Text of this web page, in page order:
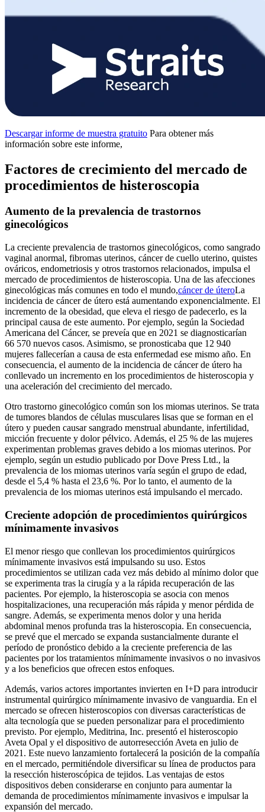
Descargar informe de muestra gratuito Para obtener más
información sobre este informe,
Factores de crecimiento del mercado de
procedimientos de histeroscopia
Aumento de la prevalencia de trastornos
ginecológicos
La creciente prevalencia de trastornos ginecológicos, como sangrado
vaginal anormal, fibromas uterinos, cáncer de cuello uterino, quistes
ováricos, endometriosis y otros trastornos relacionados, impulsa el
mercado de procedimientos de histeroscopia. Una de las afecciones
ginecológicas más comunes en todo el mundo,cáncer de úteroLa
incidencia de cáncer de útero está aumentando exponencialmente. El
incremento de la obesidad, que eleva el riesgo de padecerlo, es la
principal causa de este aumento. Por ejemplo, según la Sociedad
Americana del Cáncer, se preveía que en 2021 se diagnosticarían
66 570 nuevos casos. Asimismo, se pronosticaba que 12 940
mujeres fallecerían a causa de esta enfermedad ese mismo año. En
consecuencia, el aumento de la incidencia de cáncer de útero ha
conllevado un incremento en los procedimientos de histeroscopia y
una aceleración del crecimiento del mercado.
Otro trastorno ginecológico común son los miomas uterinos. Se trata
de tumores blandos de células musculares lisas que se forman en el
útero y pueden causar sangrado menstrual abundante, infertilidad,
micción frecuente y dolor pélvico. Además, el 25 % de las mujeres
experimentan problemas graves debido a los miomas uterinos. Por
ejemplo, según un estudio publicado por Dove Press Ltd., la
prevalencia de los miomas uterinos varía según el grupo de edad,
desde el 5,4 % hasta el 23,6 %. Por lo tanto, el aumento de la
prevalencia de los miomas uterinos está impulsando el mercado.
Creciente adopción de procedimientos quirúrgicos
mínimamente invasivos
El menor riesgo que conllevan los procedimientos quirúrgicos
mínimamente invasivos está impulsando su uso. Estos
procedimientos se utilizan cada vez más debido al mínimo dolor que
se experimenta tras la cirugía y a la rápida recuperación de las
pacientes. Por ejemplo, la histeroscopia se asocia con menos
hospitalizaciones, una recuperación más rápida y menor pérdida de
sangre. Además, se experimenta menos dolor y una herida
abdominal menos profunda tras la histeroscopia. En consecuencia,
se prevé que el mercado se expanda sustancialmente durante el
período de pronóstico debido a la creciente preferencia de las
pacientes por los tratamientos mínimamente invasivos o no invasivos
y a los beneficios que ofrecen estos enfoques.
Además, varios actores importantes invierten en I+D para introducir
instrumental quirúrgico mínimamente invasivo de vanguardia. En el
mercado se ofrecen histeroscopios con diversas características de
alta tecnología que se pueden personalizar para el procedimiento
previsto. Por ejemplo, Meditrina, Inc. presentó el histeroscopio
Aveta Opal y el dispositivo de autorresección Aveta en julio de
2021. Este nuevo lanzamiento fortalecerá la posición de la compañía
en el mercado, permitiéndole diversificar su línea de productos para
la resección histeroscópica de tejidos. Las ventajas de estos
dispositivos deben considerarse en conjunto para aumentar la
demanda de procedimientos mínimamente invasivos e impulsar la
expansión del mercado.